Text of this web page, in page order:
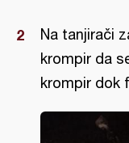
Na tanjirači
krompir da
krompir dok